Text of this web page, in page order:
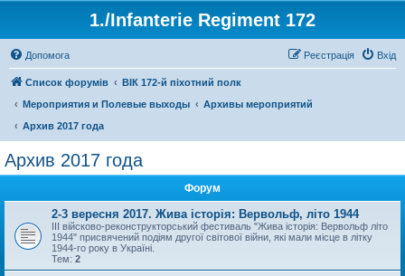
1./Infanterie Regiment 172
Допомога Вхід
Реєстрація
Список форумів
ВІК 172-й піхотний полк
Мероприятия и Полевые выходы
Архивы мероприятий
Архив 2017 года
Архив 2017 года
Форум
2-3 вересня 2017. Жива історія: Вервольф, літо 1944
ІІІ війсково-реконструкторський фестиваль "Жива історія: Вервольф літо
1944" присвячений подіям другої світової війни, які мали місце в літку
1944-го року в Україні.
Тем: 2